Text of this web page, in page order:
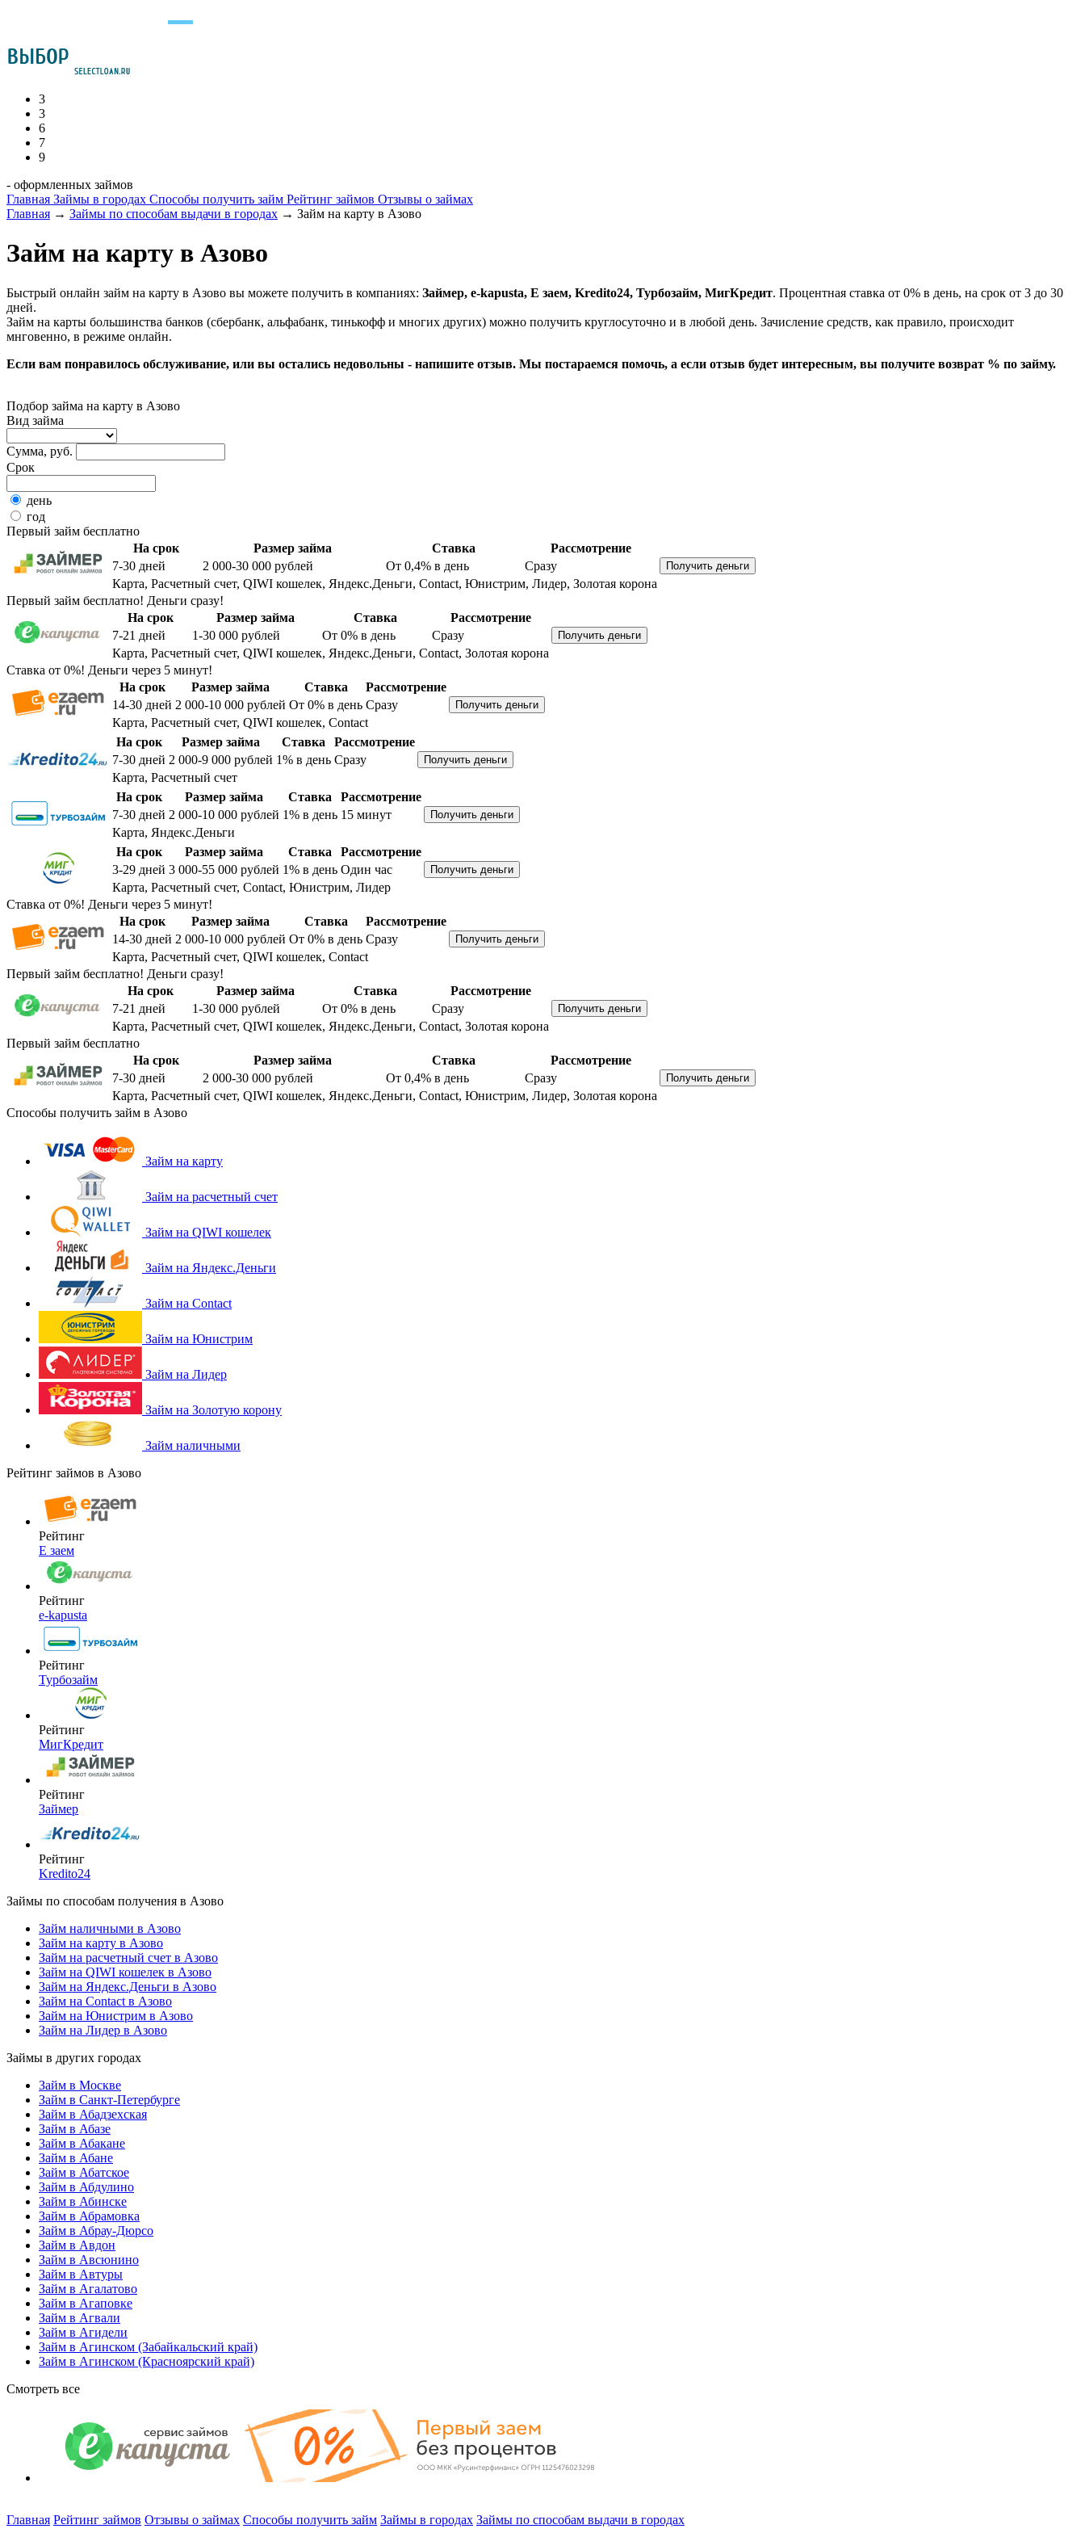
3
3
6
7
9
- оформленных займов
Главная Займы в городах Способы получить займ Рейтинг займов Отзывы о займах
Главная → Займы по способам выдачи в городах → Займ на карту в Азово
Займ на карту в Азово
Быстрый онлайн займ на карту в Азово вы можете получить в компаниях: Займер, e-kapusta, Е заем, Kredito24, Турбозайм, МигКредит. Процентная ставка от 0% в день, на срок от 3 до 30
дней.
Займ на карты большинства банков (сбербанк, альфабанк, тинькофф и многих других) можно получить круглосуточно и в любой день. Зачисление средств, как правило, происходит
мнговенно, в режиме онлайн.
Если вам понравилось обслуживание, или вы остались недовольны - напишите отзыв. Мы постараемся помочь, а если отзыв будет интересным, вы получите возврат % по займу.
Подбор займа на карту в Азово
Вид займа
Сумма, руб.
Срок
день
год
Первый займ бесплатно
На срок
Размер займа Ставка
Рассмотрение
7-30 дней 2 000-30 000 рублей От 0,4% в день
Сразу
Карта, Расчетный счет, QIWI кошелек, Яндекс.Деньги, Contact, Юнистрим, Лидер, Золотая корона
Первый займ бесплатно! Деньги сразу!
На срок
Размер займа Ставка
Рассмотрение
7-21 дней 1-30 000 рублей От 0% в день
Сразу
Карта, Расчетный счет, QIWI кошелек, Яндекс.Деньги, Contact, Золотая корона
Ставка от 0%! Деньги через 5 минут!
На срок
Размер займа Ставка
Рассмотрение
14-30 дней 2 000-10 000 рублей От 0% в день Сразу
Карта, Расчетный счет, QIWI кошелек, Contact
На срок
Размер займа Ставка
Рассмотрение
7-30 дней 2 000-9 000 рублей 1% в день Сразу
Карта, Расчетный счет
На срок
Размер займа Ставка
Рассмотрение
7-30 дней 2 000-10 000 рублей 1% в день 15 минут
Карта, Яндекс.Деньги
На срок
Размер займа Ставка
Рассмотрение
3-29 дней 3 000-55 000 рублей 1% в день Один час
Карта, Расчетный счет, Contact, Юнистрим, Лидер
Ставка от 0%! Деньги через 5 минут!
На срок
Размер займа Ставка
Рассмотрение
14-30 дней 2 000-10 000 рублей От 0% в день Сразу
Карта, Расчетный счет, QIWI кошелек, Contact
Первый займ бесплатно! Деньги сразу!
На срок
Размер займа Ставка
Рассмотрение
7-21 дней 1-30 000 рублей От 0% в день
Сразу
Карта, Расчетный счет, QIWI кошелек, Яндекс.Деньги, Contact, Золотая корона
Первый займ бесплатно
На срок
Размер займа Ставка
Рассмотрение
7-30 дней 2 000-30 000 рублей От 0,4% в день
Сразу
Карта, Расчетный счет, QIWI кошелек, Яндекс.Деньги, Contact, Юнистрим, Лидер, Золотая корона
Способы получить займ в Азово
Займ на карту
Займ на расчетный счет
Займ на QIWI кошелек
Займ на Яндекс.Деньги
Займ на Contact
Займ на Юнистрим
Займ на Лидер
Займ на Золотую корону
Займ наличными
Рейтинг займов в Азово
Рейтинг
Е заем
Рейтинг
e-kapusta
Рейтинг
Турбозайм
Рейтинг
МигКредит
Рейтинг
Займер
Рейтинг
Kredito24
Займы по способам получения в Азово
Займ наличными в Азово
Займ на карту в Азово
Займ на расчетный счет в Азово
Займ на QIWI кошелек в Азово
Займ на Яндекс.Деньги в Азово
Займ на Contact в Азово
Займ на Юнистрим в Азово
Займ на Лидер в Азово
Займы в других городах
Займ в Москве
Займ в Санкт-Петербурге
Займ в Абадзехская
Займ в Абазе
Займ в Абакане
Займ в Абане
Займ в Абатское
Займ в Абдулино
Займ в Абинске
Займ в Абрамовка
Займ в Абрау-Дюрсо
Займ в Авдон
Займ в Авсюнино
Займ в Автуры
Займ в Агалатово
Займ в Агаповке
Займ в Агвали
Займ в Агидели
Займ в Агинском (Забайкальский край)
Займ в Агинском (Красноярский край)
Смотреть все
Главная Рейтинг займов Отзывы о займах Способы получить займ Займы в городах Займы по способам выдачи в городах